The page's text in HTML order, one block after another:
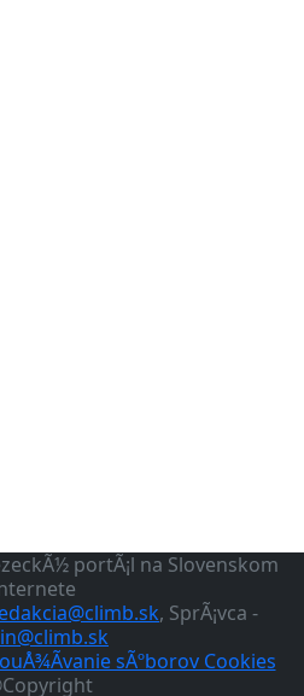
portÃ¡l na Slovenskom
, SprÃ¡vca -
sÃºborov Cookies